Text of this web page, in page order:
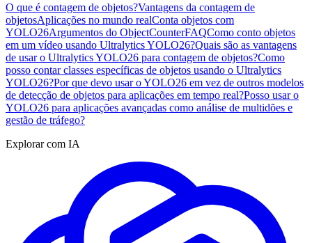
O que é contagem de objetos?Vantagens da contagem de
objetosAplicações no mundo realConta objetos com
YOLO26Argumentos do ObjectCounterFAQComo conto objetos
em um vídeo usando Ultralytics YOLO26?Quais são as vantagens
de usar o Ultralytics YOLO26 para contagem de objetos?Como
posso contar classes específicas de objetos usando o Ultralytics
YOLO26?Por que devo usar o YOLO26 em vez de outros modelos
de detecção de objetos para aplicações em tempo real?Posso usar o
YOLO26 para aplicações avançadas como análise de multidões e
gestão de tráfego?
Explorar com IA